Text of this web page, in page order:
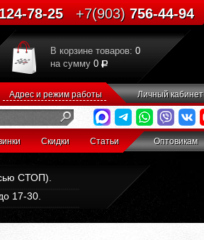
78-25 +7(903)756-44-94
В корзине товаров: 0
на сумму 0
Адрес и режим работы Личный кабинет
Скидки Статьи Оптовикам
СТОП).
17-30.